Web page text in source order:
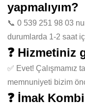
yapmalıyım?
📞 0 539 251 98 03
durumlarda 1-2 saat
❓ Hizmetiniz
✅ Evet! Çalışmamız
memnuniyeti bizim
❓ İmak